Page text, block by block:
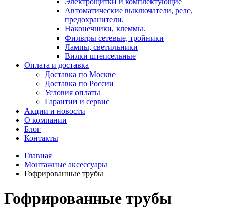
Автоматические выключатели, реле,
предохранители.
Наконечники, клеммы.
Фильтры сетевые, тройники
Лампы, светильники
Вилки штепсельные
Оплата и доставка
Доставка по Москве
Доставка по России
Условия оплаты
Гарантии и сервис
Акции и новости
О компании
Блог
Контакты
Главная
Монтажные аксессуары
Гофрированные трубы
Гофрированные трубы